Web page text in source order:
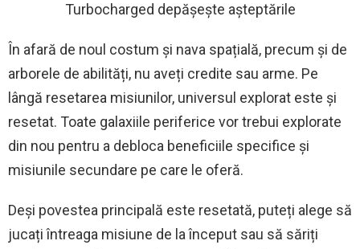
Turbocharged depășește așteptările
În afară de noul costum și nava spațială, precum și de
arborele de abilități, nu aveți credite sau arme. Pe
lângă resetarea misiunilor, universul explorat este și
resetat. Toate galaxiile periferice vor trebui explorate
din nou pentru a debloca beneficiile specifice și
misiunile secundare pe care le oferă.
Deși povestea principală este resetată, puteți alege să
jucați întreaga misiune de la început sau să săriți